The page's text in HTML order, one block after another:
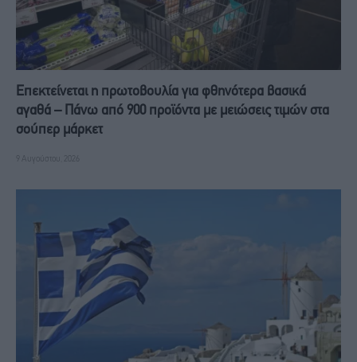
Επεκτείνεται η πρωτοβουλία για φθηνότερα βασικά
αγαθά – Πάνω από 900 προϊόντα με μειώσεις τιμών στα
σούπερ μάρκετ
9 Αυγούστου, 2026